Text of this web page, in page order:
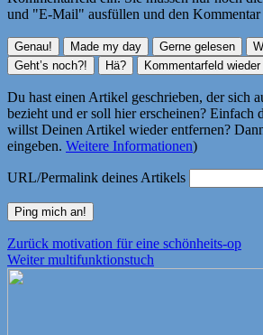
und "E-Mail" ausfüllen und den Kommentar
Du hast einen Artikel geschrieben, der sich
bezieht und er soll hier erscheinen? Einfach
willst Deinen Artikel wieder entfernen?
eingeben. Weitere Informationen)
URL/Permalink deines Artikels
Beitragsnavigation
Zurück Vorheriger
Beitrag:
motivation für eine schönheits-op
Weiter Nächster
multifunktionstuch